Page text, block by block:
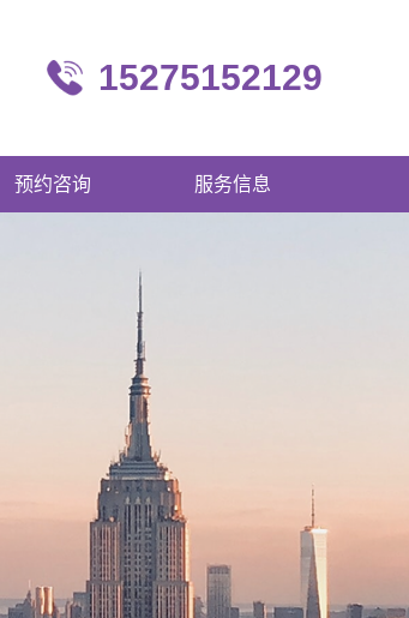
15275152129
预约咨询 服务信息